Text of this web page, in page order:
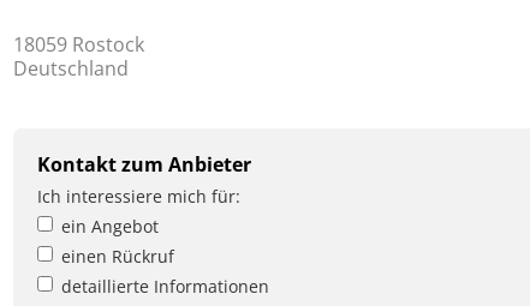
18059 Rostock
Deutschland
Kontakt zum Anbieter
Ich interessiere mich für:
ein Angebot
einen Rückruf
detaillierte Informationen